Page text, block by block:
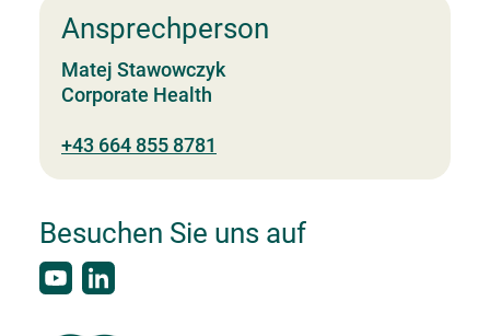
Ansprechperson
Matej Stawowczyk
Corporate Health
+43 664 855 8781
Besuchen Sie uns auf